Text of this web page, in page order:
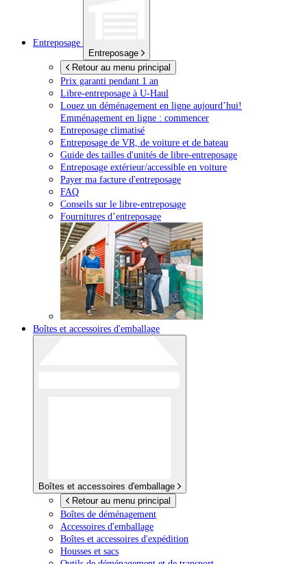
Entreposage
Entreposage
Retour au menu principal
Prix garanti pendant 1 an
Libre-entreposage à U-Haul
Louez un déménagement en ligne aujourd’hui!
Emménagement en ligne : commencer
Entreposage climatisé
Entreposage de VR, de voiture et de bateau
Guide des tailles d'unités de libre-entreposage
Entreposage extérieur/accessible en voiture
Payer ma facture d'entreposage
FAQ
Conseils sur le libre-entreposage
Fournitures d’entreposage
Boîtes et accessoires d'emballage
Boîtes et accessoires d'emballage
Retour au menu principal
Boîtes de déménagement
Accessoires d'emballage
Boîtes et accessoires d'expédition
Housses et sacs